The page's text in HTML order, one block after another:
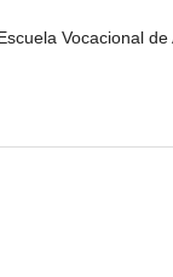
Vocacional de